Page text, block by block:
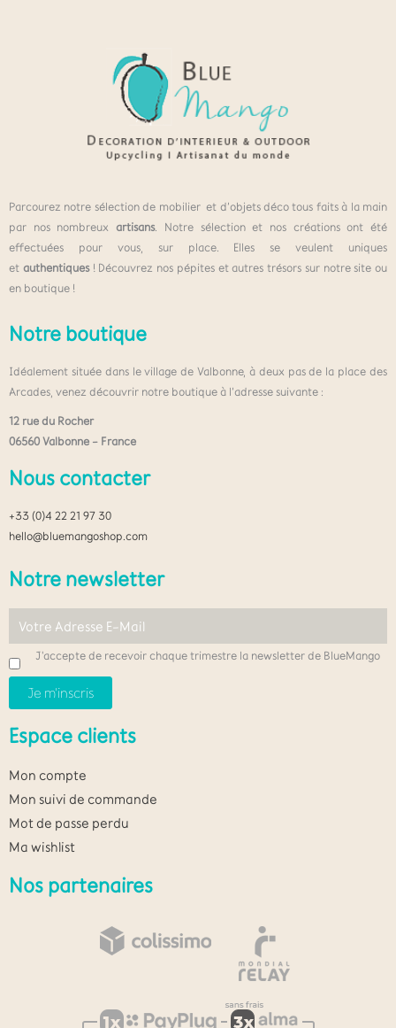
Parcourez notre sélection de mobilier et d’objets déco tous faits à la main
par nos nombreuxartisans. Notre sélection et nos créations ont été
effectuées pour vous, sur place. Elles se veulent uniques
et authentiques! Découvrez nos pépites et autres trésors sur notre site ou
en boutique !
Notre boutique
Idéalement située dans le village de Valbonne, à deux pas de la place des
Arcades, venez découvrir notre boutique à l’adresse suivante :
12 rue du Rocher
06560 Valbonne – France
Nous contacter
+33 (0)4 22 21 97 30
hello@bluemangoshop.com
Notre newsletter
J'accepte de recevoir chaque trimestre la newsletter de BlueMango
Espace clients
Mon compte
Mon suivi de commande
Mot de passe perdu
Ma wishlist
Nos partenaires